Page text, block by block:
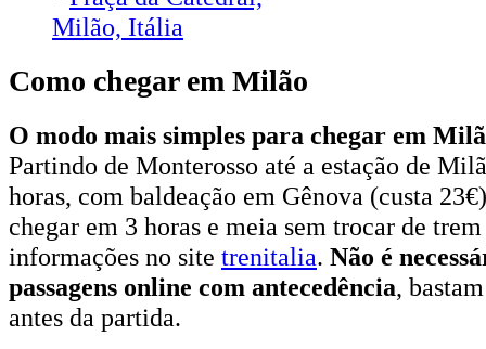
Como chegar em Milão
O modo mais simples para chegar em
Partindo de Monterosso até a estação de
horas, com baldeação em Gênova (custa
chegar em 3 horas e meia sem trocar de
informações no site trenitalia. Não é
passagens online com antecedência,
antes da partida.